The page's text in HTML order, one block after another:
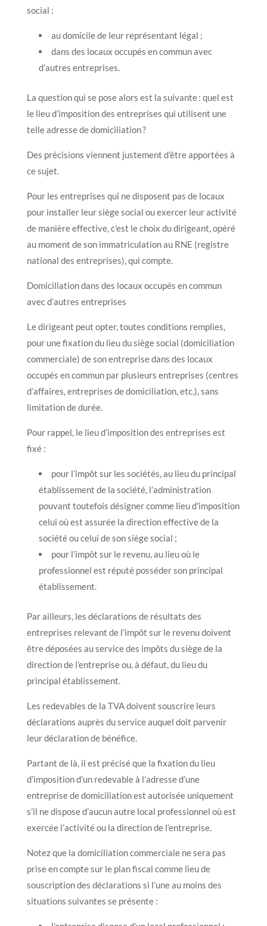
social :
au domicile de leur représentant légal ;
dans des locaux occupés en commun avec
d’autres entreprises.
La question qui se pose alors est la suivante : quel est
le lieu d’imposition des entreprises qui utilisent une
telle adresse de domiciliation ?
Des précisions viennent justement d’être apportées à
ce sujet.
Pour les entreprises qui ne disposent pas de locaux
pour installer leur siège social ou exercer leur activité
de manière effective, c’est le choix du dirigeant, opéré
au moment de son immatriculation au RNE (registre
national des entreprises), qui compte.
Domiciliation dans des locaux occupés en commun
avec d’autres entreprises
Le dirigeant peut opter, toutes conditions remplies,
pour une fixation du lieu du siège social (domiciliation
commerciale) de son entreprise dans des locaux
occupés en commun par plusieurs entreprises (centres
d’affaires, entreprises de domiciliation, etc.), sans
limitation de durée.
Pour rappel, le lieu d’imposition des entreprises est
fixé :
pour l’impôt sur les sociétés, au lieu du principal
établissement de la société, l’administration
pouvant toutefois désigner comme lieu d’imposition
celui où est assurée la direction effective de la
société ou celui de son siège social ;
pour l’impôt sur le revenu, au lieu où le
professionnel est réputé posséder son principal
établissement.
Par ailleurs, les déclarations de résultats des
entreprises relevant de l’impôt sur le revenu doivent
être déposées au service des impôts du siège de la
direction de l’entreprise ou, à défaut, du lieu du
principal établissement.
Les redevables de la TVA doivent souscrire leurs
déclarations auprès du service auquel doit parvenir
leur déclaration de bénéfice.
Partant de là, il est précisé que la fixation du lieu
d’imposition d’un redevable à l’adresse d’une
entreprise de domiciliation est autorisée uniquement
s’il ne dispose d’aucun autre local professionnel où est
exercée l’activité ou la direction de l’entreprise.
Notez que la domiciliation commerciale ne sera pas
prise en compte sur le plan fiscal comme lieu de
souscription des déclarations si l’une au moins des
situations suivantes se présente :